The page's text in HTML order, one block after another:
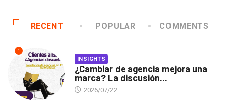
RECENT POPULAR COMMENTS
1
INSIGHTS
¿Cambiar de agencia mejora una
marca? La discusión...
2026/07/22